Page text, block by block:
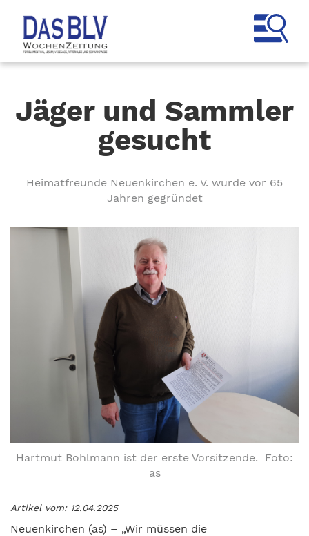
Jäger und Sammler
gesucht
Heimatfreunde Neuenkirchen e. V. wurde vor 65
Jahren gegründet
Hartmut Bohlmann ist der erste Vorsitzende. Foto:
as
Artikel vom: 12.04.2025
Neuenkirchen (as) – „Wir müssen die